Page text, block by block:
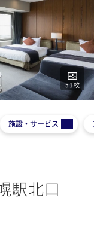
51枚
施設・サービス
駅北口